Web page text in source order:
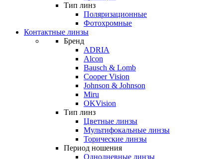
Тип линз
Поляризационные
Фотохромные
Контактные линзы
Бренд
ADRIA
Alcon
Bausch & Lomb
Cooper Vision
Johnson & Johnson
Miru
OKVision
Тип линз
Цветные линзы
Мультифокальные линзы
Торические линзы
Период ношения
Однодневные линзы